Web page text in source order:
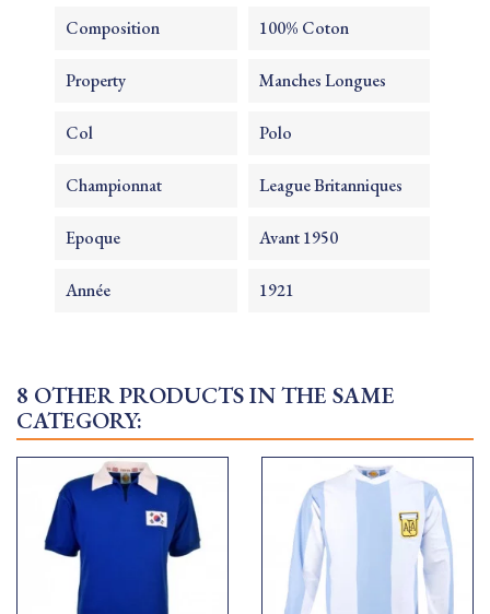
Composition 100% Coton
Property Manches Longues
Col Polo
Championnat League Britanniques
Epoque Avant 1950
Année 1921
8 OTHER PRODUCTS IN THE SAME
CATEGORY: